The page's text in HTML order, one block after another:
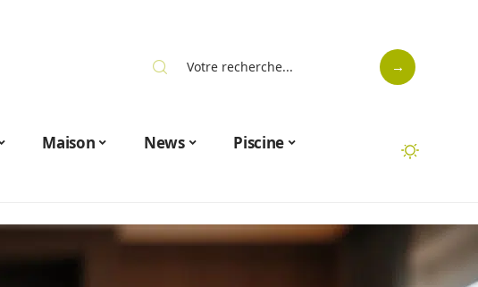
Maison News
Piscine